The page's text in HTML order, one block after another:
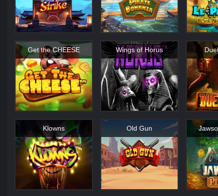
Get the CHEESE Wings of Horus
Klowns Old Gun